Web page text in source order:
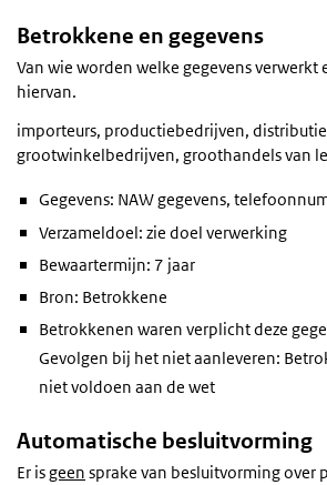
Betrokkene en gegevens
Van wie worden welke gegevens verwerkt
hiervan.
importeurs, productiebedrijven,
grootwinkelbedrijven, groothandels van
Gegevens: NAW gegevens,
Verzameldoel: zie doel verwerking
Bewaartermijn: 7 jaar
Bron: Betrokkene
Betrokkenen waren verplicht deze
Gevolgen bij het niet aanleveren:
niet voldoen aan de wet
Automatische besluitvorming
Er isgeen sprake van besluitvorming over